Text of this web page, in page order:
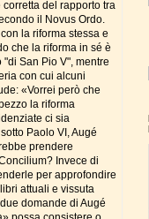
del rapporto tra
il Novus Ordo.
la riforma stessa e
che la riforma in sé è
San Pio V", mentre
con cui alcuni
«Vorrei però che
la riforma
ci sia
Paolo VI, Augé
prendere
Invece di
per approfondire
attuali e vissuta
domande di Augé